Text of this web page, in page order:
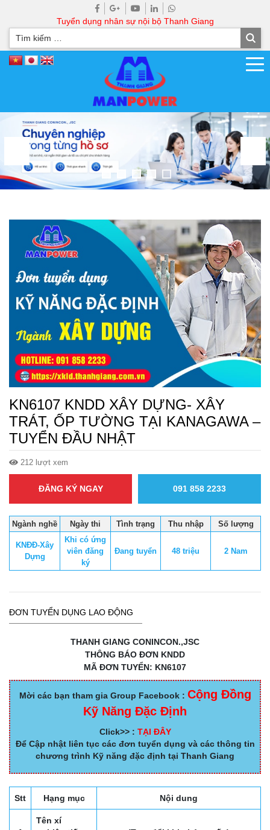
Tuyển dụng nhân sự nội bộ Thanh Giang
KN6107 KNDD XÂY DỰNG- XÂY
TRÁT, ỐP TƯỜNG TẠI KANAGAWA –
TUYỂN ĐẦU NHẬT
212 lượt xem
ĐĂNG KÝ NGAY 091 858 2233
Ngành nghề Ngày thi Tình trạng Thu nhập Số lượng
KNĐĐ-Xây
Dựng
Khi có ứng
viên đăng
ký
Đang tuyển 48 triệu 2 Nam
ĐƠN TUYỂN DỤNG LAO ĐỘNG
THANH GIANG CONINCON.,JSC
THÔNG BÁO ĐƠN KNDD
MÃ ĐƠN TUYỂN: KN6107
Mời các bạn tham gia Group Facebook : Cộng Đồng
Kỹ Năng Đặc Định
Click>> : TẠI ĐÂY
Để Cập nhật liên tục các đơn tuyển dụng và các thông tin
chương trình Kỹ năng đặc định tại Thanh Giang
Stt Hạng mục Nội dung
Tên xí